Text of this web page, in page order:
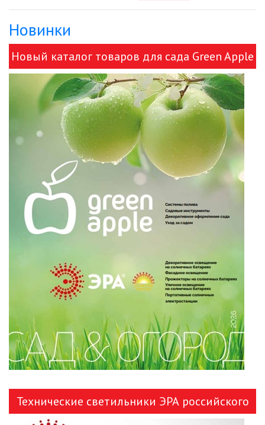
НОВОСТИ
ОПЛАТА И ДОСТАВКА
ЗАДАТЬ ВОПРОС
ЗАЯВКА
КОНТАКТЫ
Новинки
Новый каталог товаров для сада Green Apple
и ЭРА!
Технические светильники ЭРА российского